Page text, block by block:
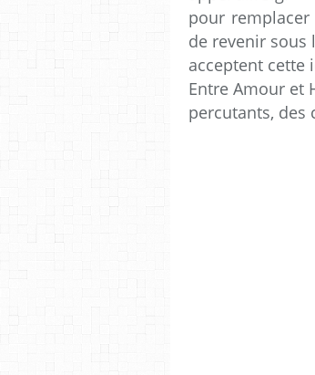
pour
de revenir sous
acceptent cette
Entre Amour et
percutants, des